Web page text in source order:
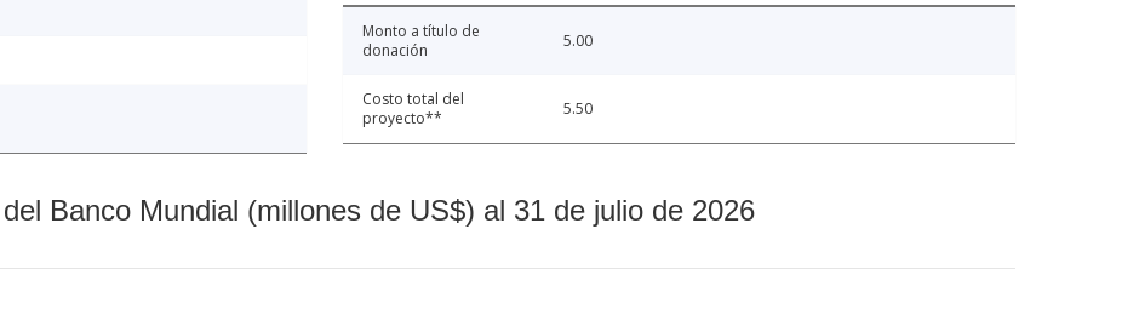
Monto a título de
donación
5.00
Costo total del
proyecto**
5.50
Banco Mundial (millones de US$) al 31 de julio de 2026